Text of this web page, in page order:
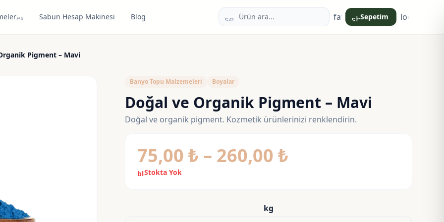
expand_moreSabun Hesap Makinesi Blog search favoriteshopping_bag
Sepetim login
Pigment – Mavi
Banyo Topu Malzemeleri Boyalar
Doğal ve Organik Pigment – Mavi
Doğal ve organik pigment. Kozmetik ürünlerinizi renklendirin.
75,00 ₺ – 260,00 ₺
-
block
Stokta Yok
kg